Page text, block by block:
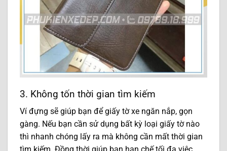
3. Không tốn thời gian tìm kiếm
Ví đựng sẽ giúp bạn để giấy tờ xe ngăn nắp, gọn
gàng. Nếu bạn cần sử dụng bất kỳ loại giấy tờ nào
thì nhanh chóng lấy ra mà không cần mất thời gian